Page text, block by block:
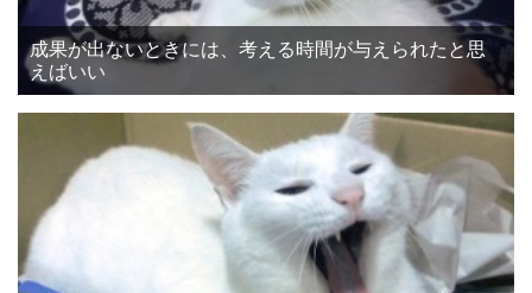
成果が出ないときには、考える時間が与えられたと思
えばいい